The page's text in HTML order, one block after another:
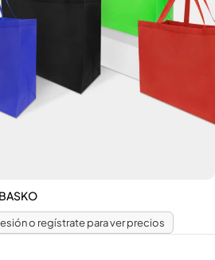
o regístrate para ver precios